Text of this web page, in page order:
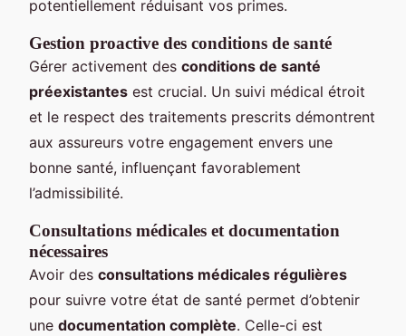
potentiellement réduisant vos primes.
Gestion proactive des conditions de santé
Gérer activement des conditions de santé
préexistantes est crucial. Un suivi médical étroit
et le respect des traitements prescrits démontrent
aux assureurs votre engagement envers une
bonne santé, influençant favorablement
l’admissibilité.
Consultations médicales et documentation
nécessaires
Avoir des consultations médicales régulières
pour suivre votre état de santé permet d’obtenir
une documentation complète. Celle-ci est